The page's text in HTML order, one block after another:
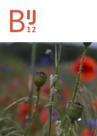
Homepagina